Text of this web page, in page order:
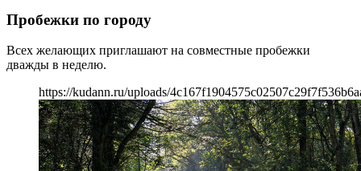
Пробежки по городу
Всех желающих приглашают на совместные пробежки
дважды в неделю.
https://kudann.ru/uploads/